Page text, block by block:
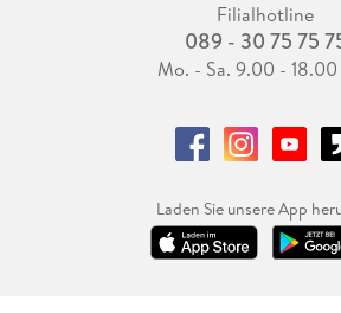
Filialhotline
089 - 30 75 75
Mo. - Sa. 9.00 -
Laden Sie unsere App